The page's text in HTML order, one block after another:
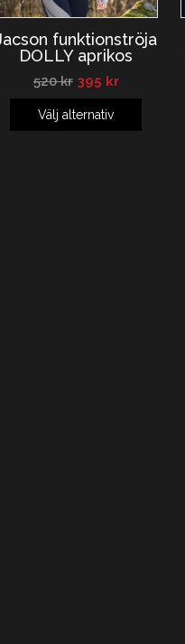
funktionströja
DOLLY aprikos
520kr 395 kr
Välj alternativ